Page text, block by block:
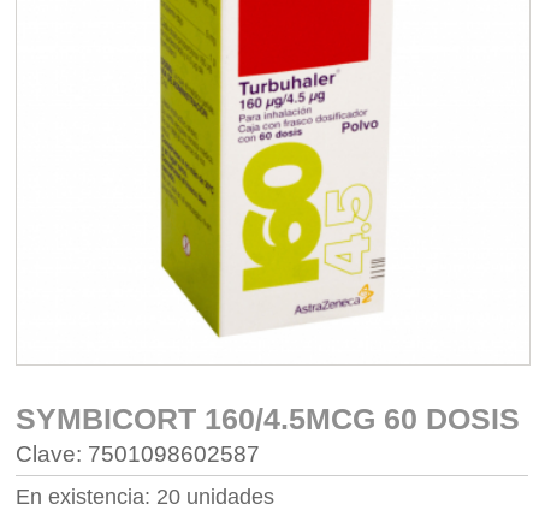
SYMBICORT 160/4.5MCG 60 DOSIS
Clave: 7501098602587
En existencia: 20 unidades